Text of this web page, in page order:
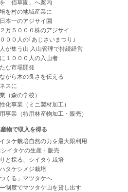
「佰草園」へ案内
を村の地域産業に
本一のアジサイ園
万５０００株のアジサイ
００人の｢あじさいまつり｣
が集う山 入山管理で持続経営
１０００人の入山者
な市場開発
がら木の良さを伝える
スに
森の学校）
事業（ミニ製材加工）
業（特用林産物加工・販売）
物で収入を得る
タケ栽培自然の力を最大限利用
イタケの生産・販売
と採る、シイタケ栽培
タケシメジ栽培
くる」マツタケへ
制度でマツタケ山を貸し出す